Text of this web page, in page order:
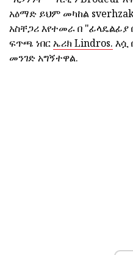
አዕማድ ይህም መካከል
አስቸጋሪ እየተመራ በ "ፊላዴልፊያ
ፍጥጫ ነበርኤሪክ Lindros. እሷ
መንገድ አግኝተዋል.